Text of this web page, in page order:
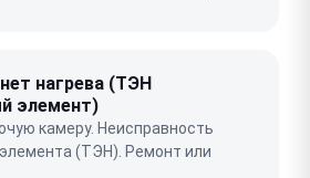
нагрева (ТЭН
элемент)
камеру. Неисправность
(ТЭН). Ремонт или